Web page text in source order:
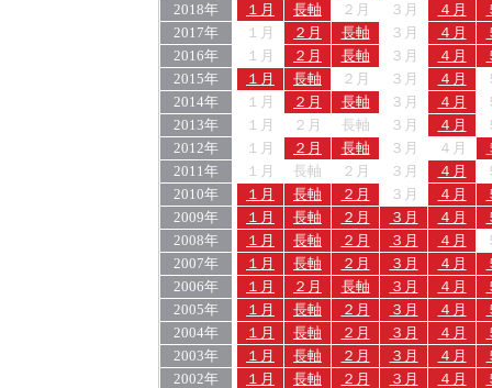
2018年
１月 長軸 ２月 ３月 ４月
2017年
１月 ２月 長軸 ３月 ４月
2016年
１月 ２月 長軸 ３月 ４月
2015年
１月 長軸 ２月 ３月 ４月
2014年
１月 ２月 長軸 ３月 ４月
2013年
１月 ２月 長軸 ３月 ４月
2012年
１月 ２月 長軸 ３月 ４月
2011年
１月 長軸 ２月 ３月 ４月
2010年
１月 長軸 ２月 ３月 ４月
2009年
１月 長軸 ２月 ３月 ４月
2008年
１月 長軸 ２月 ３月 ４月
2007年
１月 長軸 ２月 ３月 ４月
2006年
１月 ２月 長軸 ３月 ４月
2005年
１月 長軸 ２月 ３月 ４月
2004年
１月 長軸 ２月 ３月 ４月
2003年
１月 長軸 ２月 ３月 ４月
2002年
１月 長軸 ２月 ３月 ４月